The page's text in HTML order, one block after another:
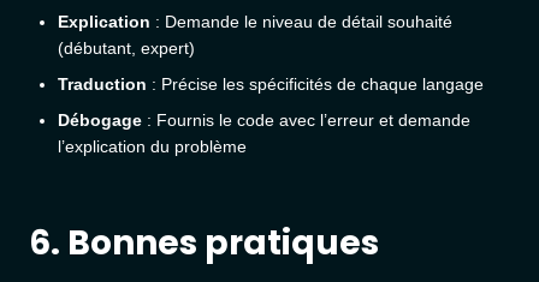
Explication : Demande le niveau de détail souhaité
(débutant, expert)
Traduction : Précise les spécificités de chaque langage
Débogage : Fournis le code avec l’erreur et demande
l’explication du problème
6. Bonnes pratiques